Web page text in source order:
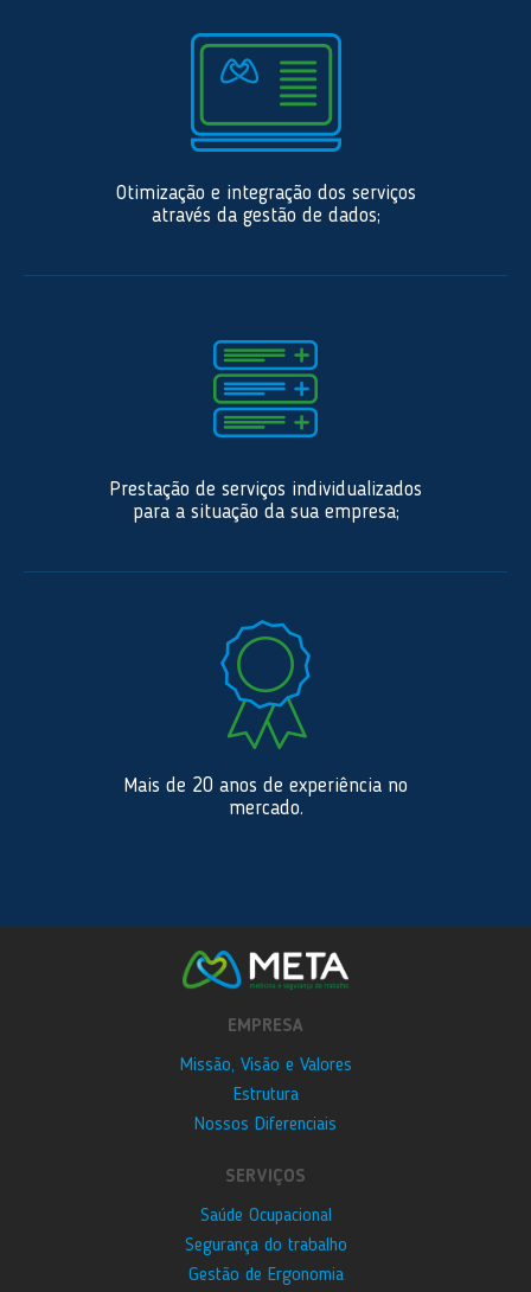
Otimização e integração dos serviços
através da gestão de dados;
Prestação de serviços individualizados
para a situação da sua empresa;
Mais de 20 anos de experiência no
mercado.
EMPRESA
Missão, Visão e Valores
Estrutura
Nossos Diferenciais
SERVIÇOS
Saúde Ocupacional
Segurança do trabalho
Gestão de Ergonomia